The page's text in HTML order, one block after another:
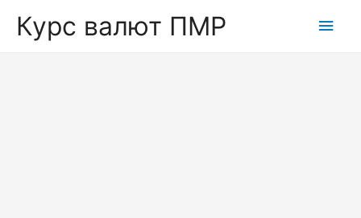
Курс валют ПМР